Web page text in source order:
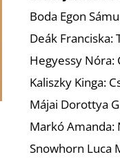
Boda Egon
Deák Franciska:
Hegyessy Nóra:
Kaliszky Kinga:
Májai Dorottya
Markó Amanda:
Snowhorn Luca